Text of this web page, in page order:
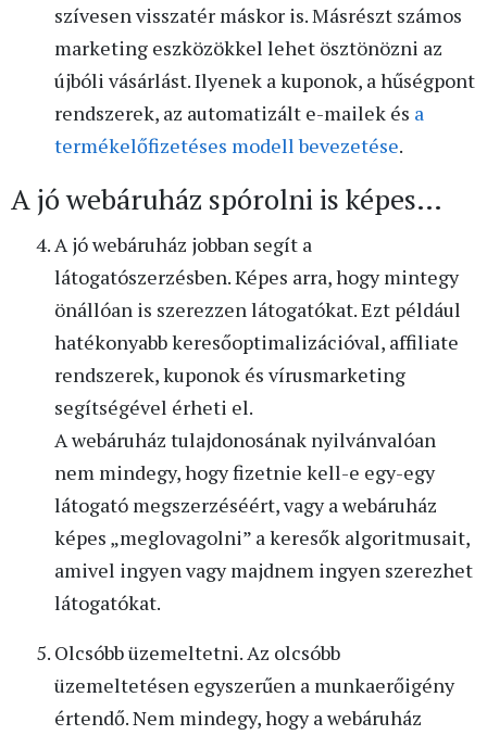
szívesen visszatér máskor is. Másrészt számos
marketing eszközökkel lehet ösztönözni az
újbóli vásárlást. Ilyenek a kuponok, a hűségpont
rendszerek, az automatizált e-mailek és a
termékelőfizetéses modell bevezetése.
A jó webáruház spórolni is képes…
A jó webáruház jobban segít a
látogatószerzésben. Képes arra, hogy mintegy
önállóan is szerezzen látogatókat. Ezt például
hatékonyabb keresőoptimalizációval, affiliate
rendszerek, kuponok és vírusmarketing
segítségével érheti el.
A webáruház tulajdonosának nyilvánvalóan
nem mindegy, hogy fizetnie kell-e egy-egy
látogató megszerzéséért, vagy a webáruház
képes „meglovagolni” a keresők algoritmusait,
amivel ingyen vagy majdnem ingyen szerezhet
látogatókat.
Olcsóbb üzemeltetni. Az olcsóbb
üzemeltetésen egyszerűen a munkaerőigény
értendő. Nem mindegy, hogy a webáruház